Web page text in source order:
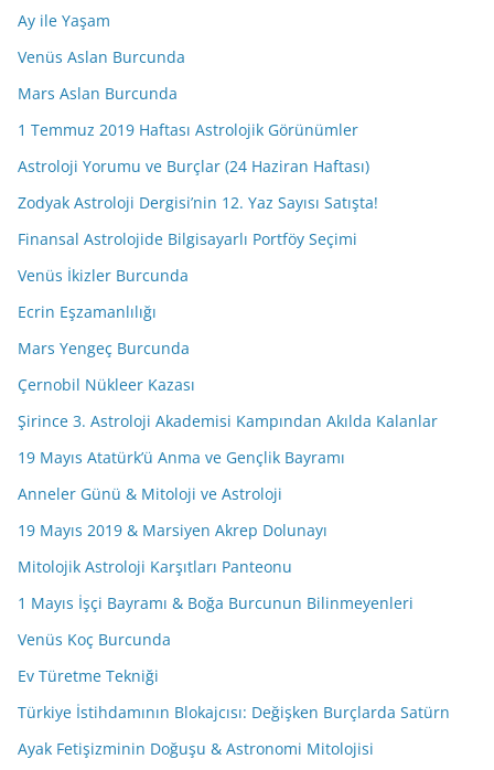
Ay ile Yaşam
Venüs Aslan Burcunda
Mars Aslan Burcunda
1 Temmuz 2019 Haftası Astrolojik Görünümler
Astroloji Yorumu ve Burçlar (24 Haziran Haftası)
Zodyak Astroloji Dergisi’nin 12. Yaz Sayısı Satışta!
Finansal Astrolojide Bilgisayarlı Portföy Seçimi
Venüs İkizler Burcunda
Ecrin Eşzamanlılığı
Mars Yengeç Burcunda
Çernobil Nükleer Kazası
Şirince 3. Astroloji Akademisi Kampından Akılda Kalanlar
19 Mayıs Atatürk’ü Anma ve Gençlik Bayramı
Anneler Günü & Mitoloji ve Astroloji
19 Mayıs 2019 & Marsiyen Akrep Dolunayı
Mitolojik Astroloji Karşıtları Panteonu
1 Mayıs İşçi Bayramı & Boğa Burcunun Bilinmeyenleri
Venüs Koç Burcunda
Ev Türetme Tekniği
Türkiye İstihdamının Blokajcısı: Değişken Burçlarda Satürn
Ayak Fetişizminin Doğuşu & Astronomi Mitolojisi